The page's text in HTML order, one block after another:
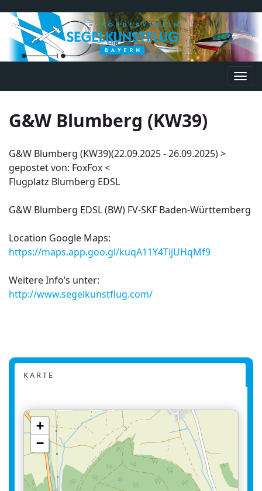
G&W Blumberg (KW39)
G&W Blumberg (KW39)(22.09.2025 - 26.09.2025) >
gepostet von: FoxFox <
Flugplatz Blumberg EDSL
G&W Blumberg EDSL (BW) FV-SKF Baden-Württemberg
Location Google Maps:
https://maps.app.goo.gl/kuqA11Y4TijUHqMf9
Weitere Info’s unter:
http://www.segelkunstflug.com/
K A R T E
+
−